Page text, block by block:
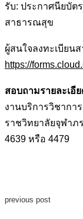
รับ: ประกาศนียบัต
สาธารณสุข
ผู้สนใจลงทะเบียน
https://
สอบถามรายละเอี
งานบริการวิชาก
ราชวิทยาลัยจุฬาภ
4639 หรือ 4479
previous post